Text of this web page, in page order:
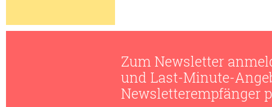
Zum Newsletter
und Last-Minute-
Newsletterempfänger